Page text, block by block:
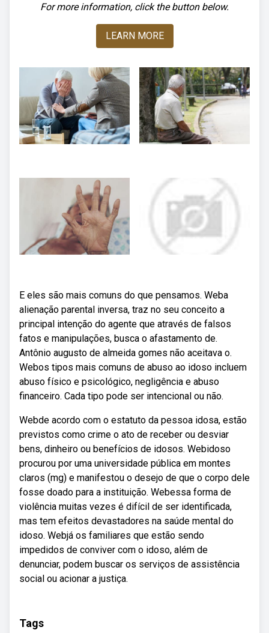
For more information, click the button below.
LEARN MORE
E eles são mais comuns do que pensamos. Weba
alienação parental inversa, traz no seu conceito a
principal intenção do agente que através de falsos
fatos e manipulações, busca o afastamento de.
Antônio augusto de almeida gomes não aceitava o.
Webos tipos mais comuns de abuso ao idoso incluem
abuso físico e psicológico, negligência e abuso
financeiro. Cada tipo pode ser intencional ou não.
Webde acordo com o estatuto da pessoa idosa, estão
previstos como crime o ato de receber ou desviar
bens, dinheiro ou benefícios de idosos. Webidoso
procurou por uma universidade pública em montes
claros (mg) e manifestou o desejo de que o corpo dele
fosse doado para a instituição. Webessa forma de
violência muitas vezes é difícil de ser identificada,
mas tem efeitos devastadores na saúde mental do
idoso. Webjá os familiares que estão sendo
impedidos de conviver com o idoso, além de
denunciar, podem buscar os serviços de assistência
social ou acionar a justiça.
Tags